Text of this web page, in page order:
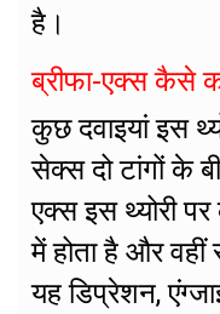
है।
ब्रीफा-एक्स कैसे
कुछ दवाइयां इस
सेक्स दो टांगों के
एक्स इस थ्योरी
में होता है और
यह डिप्रेशन,